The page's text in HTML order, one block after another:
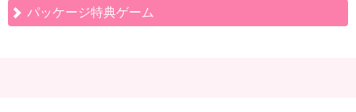
パッケージ特典ゲーム